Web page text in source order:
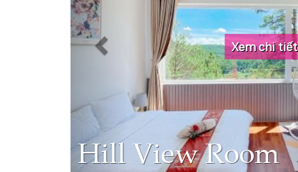
Hill View Room
Xem chi tiết